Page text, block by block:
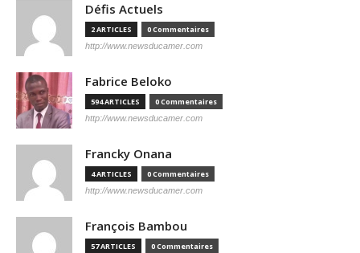
Défis Actuels
2 ARTICLES 0 Commentaires
http://www.newsducamer.com
Fabrice Beloko
594 ARTICLES 0 Commentaires
http://www.newsducamer.com
Francky Onana
4 ARTICLES 0 Commentaires
http://www.newsducamer.com
François Bambou
57 ARTICLES 0 Commentaires